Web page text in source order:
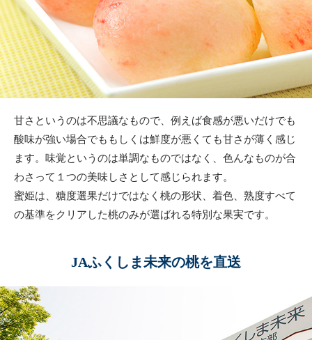
甘さというのは不思議なもので、例えば食感が悪いだけでも
酸味が強い場合でももしくは鮮度が悪くても甘さが薄く感じ
ます。味覚というのは単調なものではなく、色んなものが合
わさって１つの美味しさとして感じられます。
蜜姫は、糖度選果だけではなく桃の形状、着色、熟度すべて
の基準をクリアした桃のみが選ばれる特別な果実です。
JAふくしま未来の桃を直送